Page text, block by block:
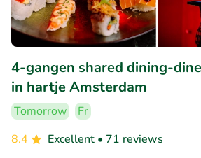
4-gangen shared dining-
in hartje Amsterdam
Tomorrow
Fr
8.4
Excellent • 71 reviews